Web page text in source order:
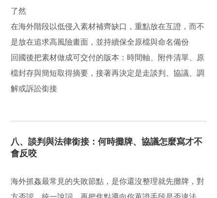
了然
在海外階段以低侵入素材補齊缺口，重點放在互證，而不
是放在追求高風險畫面，並持續保全原檔與命名備份
回國後把素材做成可交付的版本：時間軸、附件清單、原
檔封存與簡短取得摘要，接著再決定是走談判、協議、調
解或訴訟銜接
八、談判與法律銜接：何時攤牌、協議怎麼寫才不
會反咬
海外抓姦最常見的失敗節點，是你還沒整理就先攤牌，對